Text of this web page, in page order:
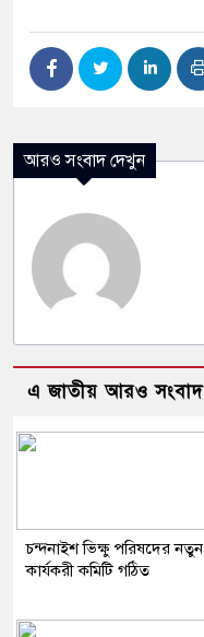
আরও সংবাদ দেখুন
এ জাতীয় আরও সংবাদ
চন্দনাইশ ভিক্ষু পরিষদের নতুন
কার্যকরী কমিটি গঠিত